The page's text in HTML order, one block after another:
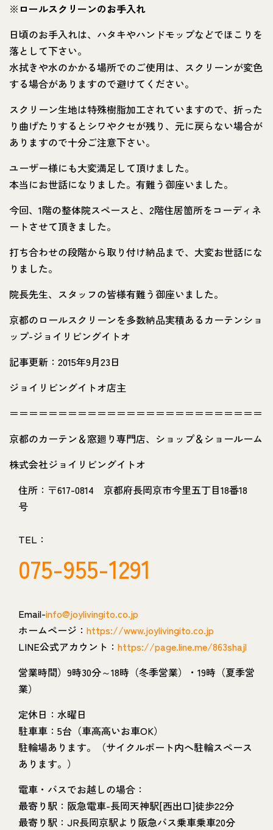
※ ロールスクリーンのお手入れ
日頃のお手入れは、ハタキやハンドモップなどでほこりを
落として下さい。
水拭きや水のかかる場所でのご使用は、スクリーンが変色
する場合がありますので避けてください。
スクリーン生地は特殊樹脂加工されていますので、折った
り曲げたりするとシワやクセが残り、元に戻らない場合が
ありますので十分ご注意下さい。
ユーザー様にも大変満足して頂けました。
本当にお世話になりました。有難う御座いました。
今回、1階の整体院スペースと、2階住居箇所をコーディネ
ートさせて頂きました。
打ち合わせの段階から取り付け納品まで、大変お世話にな
りました。
院長先生、スタッフの皆様有難う御座いました。
京都のロールスクリーンを多数納品実積あるカーテンショ
ップ-ジョイリビングイトオ
記事更新：2015年9月23日
ジョイリビングイトオ店主
＝＝＝＝＝＝＝＝＝＝＝＝＝＝＝＝＝＝＝＝＝＝＝＝＝＝
京都のカーテン＆窓廻り専門店、ショップ＆ショールーム
株式会社ジョイリビングイトオ
住所：〒617-0814 京都府長岡京市今里五丁目18番18
号
TEL：
075-955-1291
Email-info@joylivingito.co.jp
ホームページ： https://www.joylivingito.co.jp
LINE公式アカウント： https://page.line.me/863shajl
営業時間）9時30分～18時（冬季営業）・19時（夏季営
業）
定休日：水曜日
駐車車：5台（車高高いお車OK）
駐輪場あります。（サイクルポート内へ駐輪スペース
あります。）
電車・バスでお越しの場合：
最寄り駅：阪急電車-長岡天神駅[西出口]徒歩22分
最寄り駅：JR長岡京駅より阪急バス乗車乗車20分